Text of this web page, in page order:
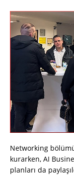
Networking
kurarken, AI
planları da